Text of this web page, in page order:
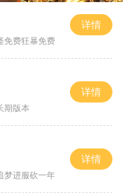
免费狂暴免费
详情
期版本
详情
梦进服砍一年
详情